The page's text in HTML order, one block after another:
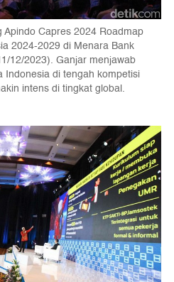
Capres 2024 Roadmap
2024-2029 di Menara Bank
12/2023). Ganjar menjawab
di tengah kompetisi
intens di tingkat global.